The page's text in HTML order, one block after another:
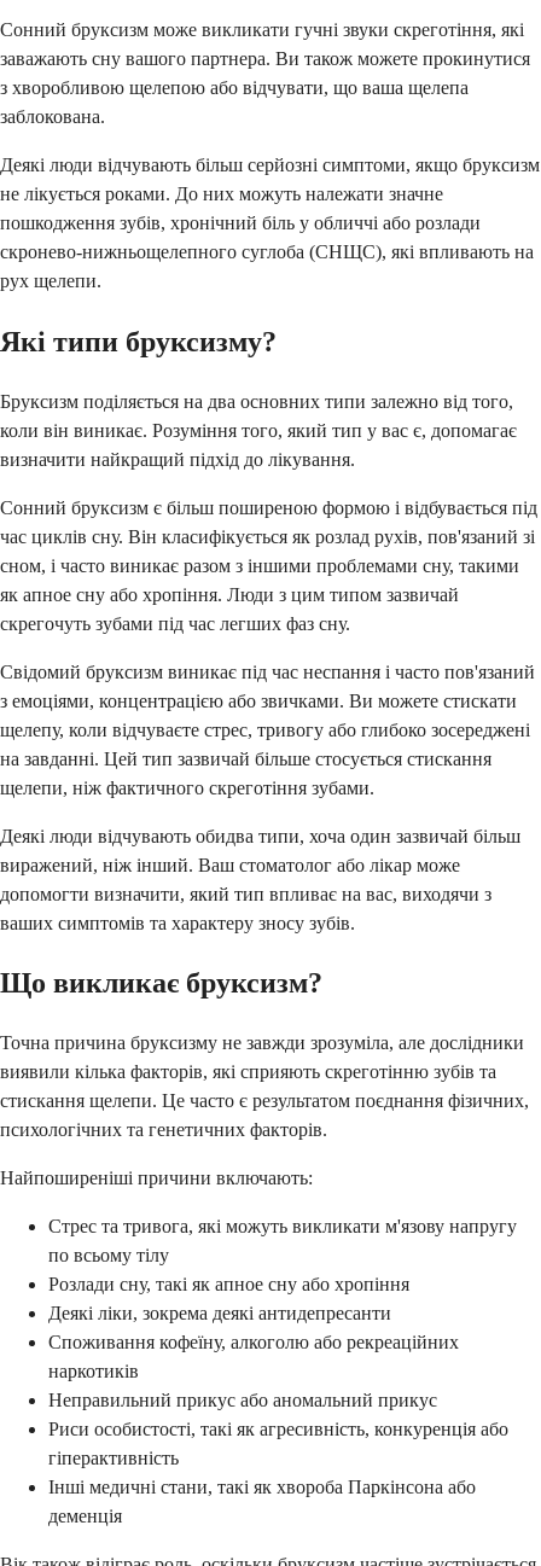
Сонний бруксизм може викликати гучні звуки скреготіння, які
заважають сну вашого партнера. Ви також можете прокинутися
з хворобливою щелепою або відчувати, що ваша щелепа
заблокована.
Деякі люди відчувають більш серйозні симптоми, якщо бруксизм
не лікується роками. До них можуть належати значне
пошкодження зубів, хронічний біль у обличчі або розлади
скронево-нижньощелепного суглоба (СНЩС), які впливають на
рух щелепи.
Які типи бруксизму?
Бруксизм поділяється на два основних типи залежно від того,
коли він виникає. Розуміння того, який тип у вас є, допомагає
визначити найкращий підхід до лікування.
Сонний бруксизм є більш поширеною формою і відбувається під
час циклів сну. Він класифікується як розлад рухів, пов'язаний зі
сном, і часто виникає разом з іншими проблемами сну, такими
як апное сну або хропіння. Люди з цим типом зазвичай
скрегочуть зубами під час легших фаз сну.
Свідомий бруксизм виникає під час неспання і часто пов'язаний
з емоціями, концентрацією або звичками. Ви можете стискати
щелепу, коли відчуваєте стрес, тривогу або глибоко зосереджені
на завданні. Цей тип зазвичай більше стосується стискання
щелепи, ніж фактичного скреготіння зубами.
Деякі люди відчувають обидва типи, хоча один зазвичай більш
виражений, ніж інший. Ваш стоматолог або лікар може
допомогти визначити, який тип впливає на вас, виходячи з
ваших симптомів та характеру зносу зубів.
Що викликає бруксизм?
Точна причина бруксизму не завжди зрозуміла, але дослідники
виявили кілька факторів, які сприяють скреготінню зубів та
стискання щелепи. Це часто є результатом поєднання фізичних,
психологічних та генетичних факторів.
Найпоширеніші причини включають:
Стрес та тривога, які можуть викликати м'язову напругу
по всьому тілу
Розлади сну, такі як апное сну або хропіння
Деякі ліки, зокрема деякі антидепресанти
Споживання кофеїну, алкоголю або рекреаційних
наркотиків
Неправильний прикус або аномальний прикус
Риси особистості, такі як агресивність, конкуренція або
гіперактивність
Інші медичні стани, такі як хвороба Паркінсона або
деменція